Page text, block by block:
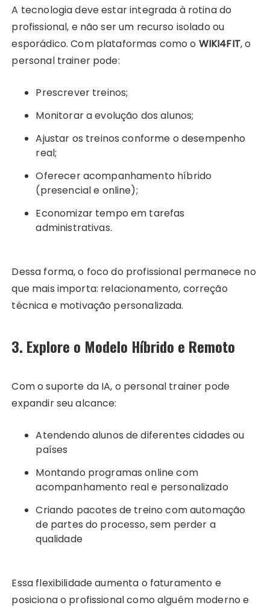
A tecnologia deve estar integrada à rotina do
profissional, e não ser um recurso isolado ou
esporádico. Com plataformas como o WIKI4FIT, o
personal trainer pode:
Prescrever treinos;
Monitorar a evolução dos alunos;
Ajustar os treinos conforme o desempenho
real;
Oferecer acompanhamento híbrido
(presencial e online);
Economizar tempo em tarefas
administrativas.
Dessa forma, o foco do profissional permanece no
que mais importa: relacionamento, correção
técnica e motivação personalizada.
3. Explore o Modelo Híbrido e Remoto
Com o suporte da IA, o personal trainer pode
expandir seu alcance:
Atendendo alunos de diferentes cidades ou
países
Montando programas online com
acompanhamento real e personalizado
Criando pacotes de treino com automação
de partes do processo, sem perder a
qualidade
Essa flexibilidade aumenta o faturamento e
posiciona o profissional como alguém moderno e